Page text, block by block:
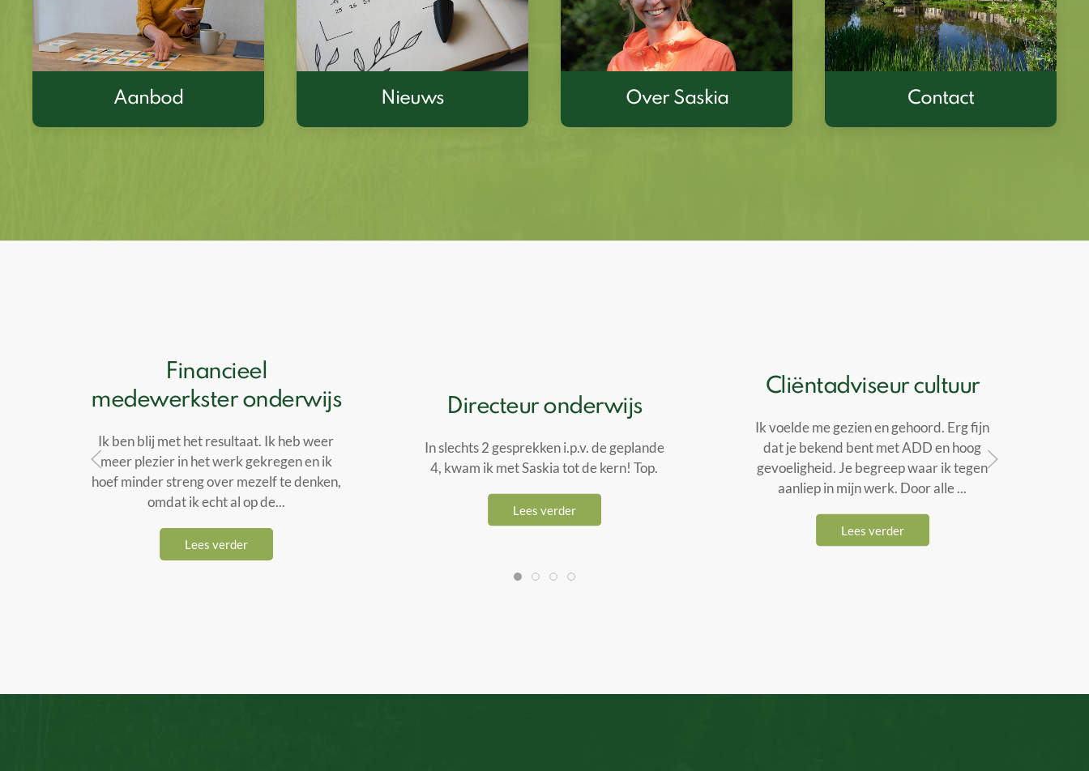
Aanbod Nieuws Over Saskia Contact
Financieel
medewerkster onderwijs
Ik ben blij met het resultaat. Ik heb weer
meer plezier in het werk gekregen en ik
hoef minder streng over mezelf te denken,
omdat ik echt al op de...
Lees verder
Directeur onderwijs
In slechts 2 gesprekken i.p.v. de geplande
4, kwam ik met Saskia tot de kern! Top.
Lees verder
Cliëntadviseur cultuur
Ik voelde me gezien en gehoord. Erg fijn
dat je bekend bent met ADD en hoog
gevoeligheid. Je begreep waar ik tegen
aanliep in mijn werk. Door alle ...
Lees verder